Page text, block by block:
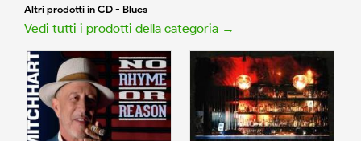
Altri prodotti in CD - Blues
Vedi tutti i prodotti della categoria →